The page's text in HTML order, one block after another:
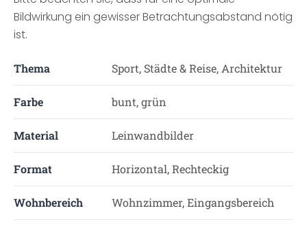
Bildwirkung ein gewisser Betrachtungsabstand nötig
ist.
Thema Sport, Städte & Reise, Architektur
Farbe bunt, grün
Material Leinwandbilder
Format Horizontal, Rechteckig
Wohnbereich Wohnzimmer, Eingangsbereich